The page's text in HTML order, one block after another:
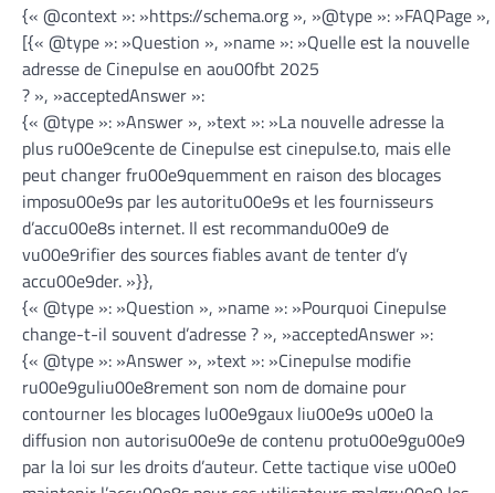
{« @context »: »https://schema.org », »@type »: »FAQPage
[{« @type »: »Question », »name »: »Quelle est la nouvelle
adresse de Cinepulse en aou00fbt 2025
? », »acceptedAnswer »:
{« @type »: »Answer », »text »: »La nouvelle adresse la
plus ru00e9cente de Cinepulse est cinepulse.to, mais elle
peut changer fru00e9quemment en raison des blocages
imposu00e9s par les autoritu00e9s et les fournisseurs
d’accu00e8s internet. Il est recommandu00e9 de
vu00e9rifier des sources fiables avant de tenter d’y
accu00e9der. »}},
{« @type »: »Question », »name »: »Pourquoi Cinepulse
change-t-il souvent d’adresse ? », »acceptedAnswer »:
{« @type »: »Answer », »text »: »Cinepulse modifie
ru00e9guliu00e8rement son nom de domaine pour
contourner les blocages lu00e9gaux liu00e9s u00e0 la
diffusion non autorisu00e9e de contenu protu00e9gu00e9
par la loi sur les droits d’auteur. Cette tactique vise u00e0